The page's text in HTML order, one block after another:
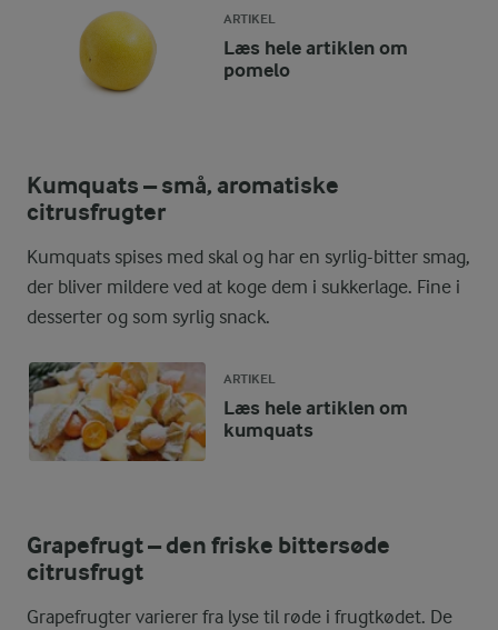
ARTIKEL
Læs hele artiklen om
pomelo
Kumquats – små, aromatiske
citrusfrugter
Kumquats spises med skal og har en syrlig-bitter smag,
der bliver mildere ved at koge dem i sukkerlage. Fine i
desserter og som syrlig snack.
ARTIKEL
Læs hele artiklen om
kumquats
Grapefrugt – den friske bittersøde
citrusfrugt
Grapefrugter varierer fra lyse til røde i frugtkødet. De